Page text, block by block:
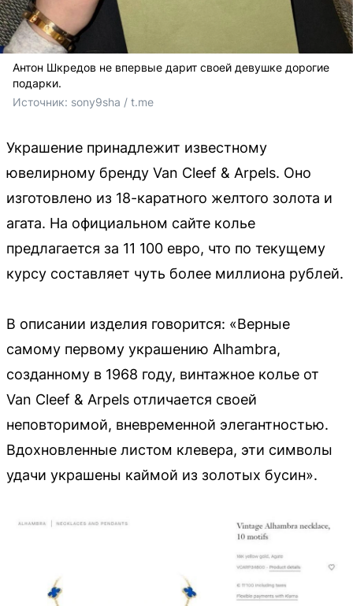
Антон Шкредов не впервые дарит своей девушке дорогие
подарки.
Источник: sony9sha / t.me
Украшение принадлежит известному
ювелирному бренду Van Cleef & Arpels. Оно
изготовлено из 18-каратного желтого золота и
агата. На официальном сайте колье
предлагается за 11 100 евро, что по текущему
курсу составляет чуть более миллиона рублей.
В описании изделия говорится: «Верные
самому первому украшению Alhambra,
созданному в 1968 году, винтажное колье от
Van Cleef & Arpels отличается своей
неповторимой, вневременной элегантностью.
Вдохновленные листом клевера, эти символы
удачи украшены каймой из золотых бусин».